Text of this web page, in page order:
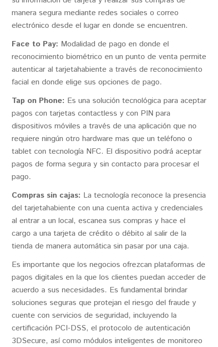
manera segura mediante redes sociales o correo
electrónico desde el lugar en donde se encuentren.
Face to Pay: Modalidad de pago en donde el
reconocimiento biométrico en un punto de venta permite
autenticar al tarjetahabiente a través de reconocimiento
facial en donde elige sus opciones de pago.
Tap on Phone: Es una solución tecnológica para aceptar
pagos con tarjetas contactless y con PIN para
dispositivos móviles a través de una aplicación que no
requiere ningún otro hardware mas que un teléfono o
tablet con tecnología NFC. El dispositivo podrá aceptar
pagos de forma segura y sin contacto para procesar el
pago.
Compras sin cajas: La tecnología reconoce la presencia
del tarjetahabiente con una cuenta activa y credenciales
al entrar a un local, escanea sus compras y hace el
cargo a una tarjeta de crédito o débito al salir de la
tienda de manera automática sin pasar por una caja.
Es importante que los negocios ofrezcan plataformas de
pagos digitales en la que los clientes puedan acceder de
acuerdo a sus necesidades. Es fundamental brindar
soluciones seguras que protejan el riesgo del fraude y
cuente con servicios de seguridad, incluyendo la
certificación PCI-DSS, el protocolo de autenticación
3DSecure, así como módulos inteligentes de monitoreo